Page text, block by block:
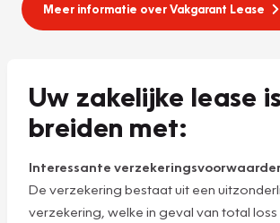
Meer informatie over Vakgarant Lease
Uw zakelijke lease
breiden met:
Interessante
De verzekering bestaat uit een
verzekering, welke in geval van total